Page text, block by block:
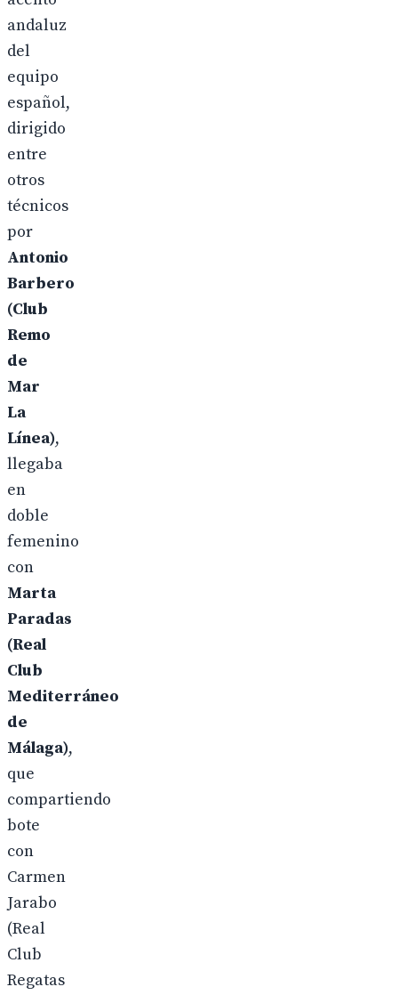
andaluz
del
equipo
español,
dirigido
entre
otros
técnicos
por
Antonio
Barbero
(Club
Remo
de
Mar
La
Línea),
llegaba
en
doble
femenino
con
Marta
Paradas
(Real
Club
Mediterráneo
de
Málaga),
que
compartiendo
bote
con
Carmen
Jarabo
(Real
Club
Regatas